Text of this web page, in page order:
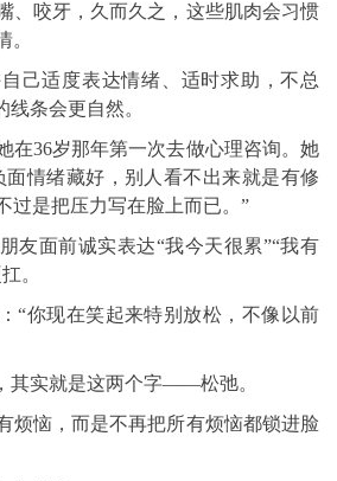
、咬牙，久而久之，这些肌肉会习惯
。
己适度表达情绪、适时求助，不总
线条会更自然。
在36岁那年第一次去做心理咨询。她
面情绪藏好，别人看不出来就是有修
过是把压力写在脸上而已。”
友面前诚实表达“我今天很累”“我有
。
“你现在笑起来特别放松，不像以前
其实就是这两个字——松弛。
烦恼，而是不再把所有烦恼都锁进脸